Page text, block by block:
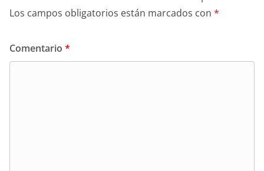
Los campos obligatorios están marcados con *
Comentario *